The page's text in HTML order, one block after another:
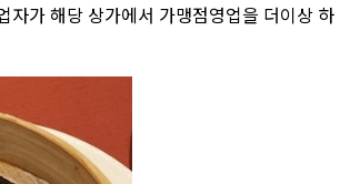
자가 해당 상가에서 가맹점영업을 더이상 하